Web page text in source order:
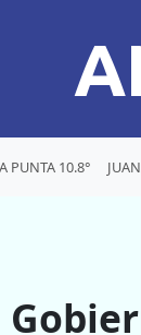
PUNTA 10.8°